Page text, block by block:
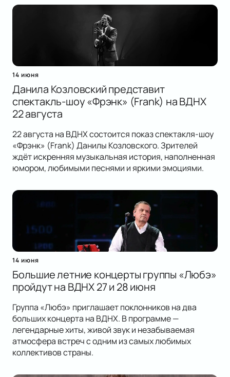
14 июня
Данила Козловский представит
спектакль-шоу «Фрэнк» (Frank) на ВДНХ
22 августа
22 августа на ВДНХ состоится показ спектакля-шоу
«Фрэнк» (Frank) Данилы Козловского. Зрителей
ждёт искренняя музыкальная история, наполненная
юмором, любимыми песнями и яркими эмоциями.
14 июня
Большие летние концерты группы «Любэ»
пройдут на ВДНХ 27 и 28 июня
Группа «Любэ» приглашает поклонников на два
больших концерта на ВДНХ. В программе —
легендарные хиты, живой звук и незабываемая
атмосфера встреч с одним из самых любимых
коллективов страны.